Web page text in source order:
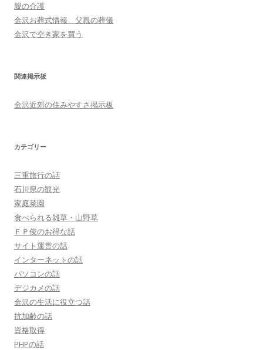
親の介護
金沢お葬式情報 父親の葬儀
金沢で空き家を買う
関連掲示板
金沢近郊の住みやすさ掲示板
カテゴリー
三重旅行の話
石川県の観光
家庭菜園
食べられる雑草・山野草
ＦＰ俊のお得な話
サイト運営の話
インターネットの話
パソコンの話
デジカメの話
金沢の生活に役立つ話
抗加齢の話
資格取得
PHPの話